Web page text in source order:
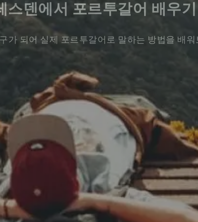
스덴에서 포르투갈어 배우기
가 되어 실제 포르투갈어로 말하는 방법을 배